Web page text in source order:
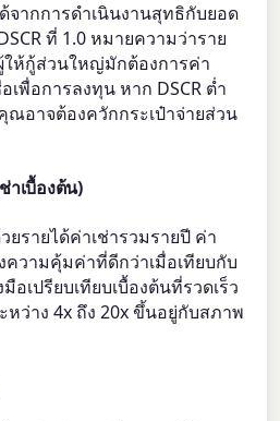
ด้จากการดำเนินงานสุทธิกับยอด
ที่ 1.0 หมายความว่าราย
ห้กู้ส่วนใหญ่มักต้องการค่า
เพื่อการลงทุน หาก DSCR ต่ำ
ณอาจต้องควักกระเป๋าจ่ายส่วน
าเบื้องต้น)
รายได้ค่าเช่ารวมรายปี ค่า
ความคุ้มค่าที่ดีกว่าเมื่อเทียบกับ
อเปรียบเทียบเบื้องต้นที่รวดเร็ว
ว่าง 4x ถึง 20x ขึ้นอยู่กับสภาพ